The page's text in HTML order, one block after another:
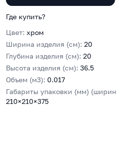
Где купить?
Цвет: хром
Ширина изделия (см): 20
Глубина изделия (см): 20
Высота изделия (см): 36.5
Объем (м3): 0.017
Габариты упаковки (мм)
210×210×375